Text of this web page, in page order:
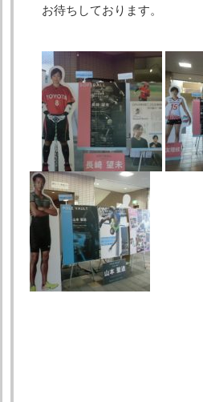
お待ちしております。